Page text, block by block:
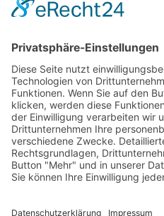
Artenschutz
Lageplan
Anfahrt & Parken
Gastronomie
Barrierefreiheit
Kontakt
Erlebniswelt
Veranstaltungen
Höhepunkte & Feste
Ferienprogramm
Neuigkeiten